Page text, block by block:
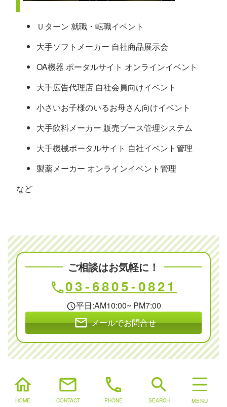
Ｕターン 就職・転職イベント
大手ソフトメーカー 自社商品展示会
OA機器 ポータルサイト オンラインイベント
大手広告代理店 自社会員向けイベント
小さいお子様のいるお母さん向けイベント
大手飲料メーカー 販売ブース管理システム
大手機械ポータルサイト 自社イベント管理
製薬メーカー オンラインイベント管理
など
ご相談はお気軽に！
phone03-6805-0821
schedule平日:AM10:00~ PM7:00
mail メールでお問合せ
home
HOME
mail
CONTACT
phone
PHONE
search
SEARCH